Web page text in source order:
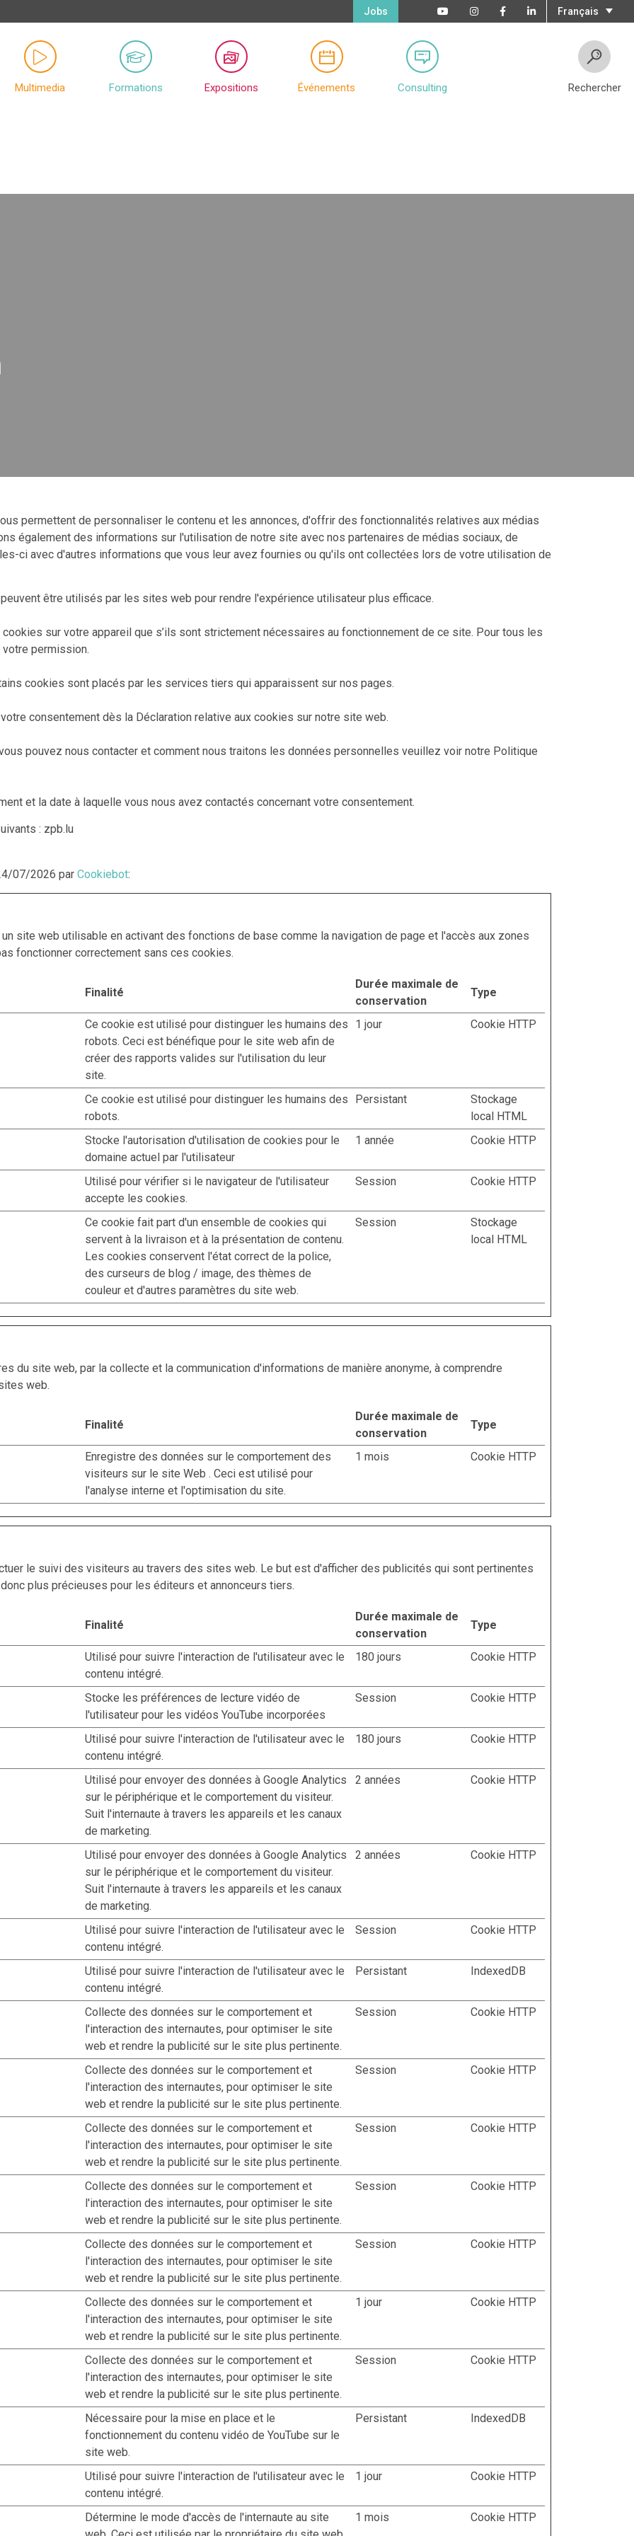
Français
Jobs
Multimedia Formations Expositions Événements Consulting Rechercher
permettent de personnaliser le contenu et les annonces, d'offrir des fonctionnalités relatives aux médias
également des informations sur l'utilisation de notre site avec nos partenaires de médias sociaux, de
ci avec d'autres informations que vous leur avez fournies ou qu'ils ont collectées lors de votre utilisation de
être utilisés par les sites web pour rendre l'expérience utilisateur plus efficace.
sur votre appareil que s’ils sont strictement nécessaires au fonctionnement de ce site. Pour tous les
permission.
cookies sont placés par les services tiers qui apparaissent sur nos pages.
consentement dès la Déclaration relative aux cookies sur notre site web.
pouvez nous contacter et comment nous traitons les données personnelles veuillez voir notre Politique
et la date à laquelle vous nous avez contactés concernant votre consentement.
: zpb.lu
07/2026 par Cookiebot:
site web utilisable en activant des fonctions de base comme la navigation de page et l'accès aux zones
fonctionner correctement sans ces cookies.
Finalité
Durée maximale de
conservation
Type
Ce cookie est utilisé pour distinguer les humains des
robots. Ceci est bénéfique pour le site web afin de
créer des rapports valides sur l'utilisation du leur
site.
1 jour Cookie HTTP
Ce cookie est utilisé pour distinguer les humains des
robots.
Persistant
Stockage
local HTML
Stocke l'autorisation d'utilisation de cookies pour le
domaine actuel par l'utilisateur
1 année Cookie HTTP
Utilisé pour vérifier si le navigateur de l'utilisateur
accepte les cookies.
Session Cookie HTTP
Ce cookie fait part d'un ensemble de cookies qui
servent à la livraison et à la présentation de contenu.
Les cookies conservent l'état correct de la police,
des curseurs de blog / image, des thèmes de
couleur et d'autres paramètres du site web.
Session
Stockage
local HTML
du site web, par la collecte et la communication d'informations de manière anonyme, à comprendre
web.
Finalité
Durée maximale de
conservation
Type
Enregistre des données sur le comportement des
visiteurs sur le site Web . Ceci est utilisé pour
l'analyse interne et l'optimisation du site.
1 mois Cookie HTTP
le suivi des visiteurs au travers des sites web. Le but est d'afficher des publicités qui sont pertinentes
plus précieuses pour les éditeurs et annonceurs tiers.
Finalité
Durée maximale de
conservation
Type
Utilisé pour suivre l'interaction de l'utilisateur avec le
contenu intégré.
180 jours Cookie HTTP
Stocke les préférences de lecture vidéo de
l'utilisateur pour les vidéos YouTube incorporées
Session Cookie HTTP
Utilisé pour suivre l'interaction de l'utilisateur avec le
contenu intégré.
180 jours Cookie HTTP
Utilisé pour envoyer des données à Google Analytics
sur le périphérique et le comportement du visiteur.
Suit l'internaute à travers les appareils et les canaux
de marketing.
2 années Cookie HTTP
Utilisé pour envoyer des données à Google Analytics
sur le périphérique et le comportement du visiteur.
Suit l'internaute à travers les appareils et les canaux
de marketing.
2 années Cookie HTTP
Utilisé pour suivre l'interaction de l'utilisateur avec le
contenu intégré.
Session Cookie HTTP
Utilisé pour suivre l'interaction de l'utilisateur avec le
contenu intégré.
Persistant IndexedDB
Collecte des données sur le comportement et
l'interaction des internautes, pour optimiser le site
web et rendre la publicité sur le site plus pertinente.
Session Cookie HTTP
Collecte des données sur le comportement et
l'interaction des internautes, pour optimiser le site
web et rendre la publicité sur le site plus pertinente.
Session Cookie HTTP
Collecte des données sur le comportement et
l'interaction des internautes, pour optimiser le site
web et rendre la publicité sur le site plus pertinente.
Session Cookie HTTP
Collecte des données sur le comportement et
l'interaction des internautes, pour optimiser le site
web et rendre la publicité sur le site plus pertinente.
Session Cookie HTTP
Collecte des données sur le comportement et
l'interaction des internautes, pour optimiser le site
web et rendre la publicité sur le site plus pertinente.
Session Cookie HTTP
Collecte des données sur le comportement et
l'interaction des internautes, pour optimiser le site
web et rendre la publicité sur le site plus pertinente.
1 jour Cookie HTTP
Collecte des données sur le comportement et
l'interaction des internautes, pour optimiser le site
web et rendre la publicité sur le site plus pertinente.
Session Cookie HTTP
Nécessaire pour la mise en place et le
fonctionnement du contenu vidéo de YouTube sur le
site web.
Persistant IndexedDB
Utilisé pour suivre l'interaction de l'utilisateur avec le
contenu intégré.
1 jour Cookie HTTP
Détermine le mode d'accès de l'internaute au site
1 mois Cookie HTTP